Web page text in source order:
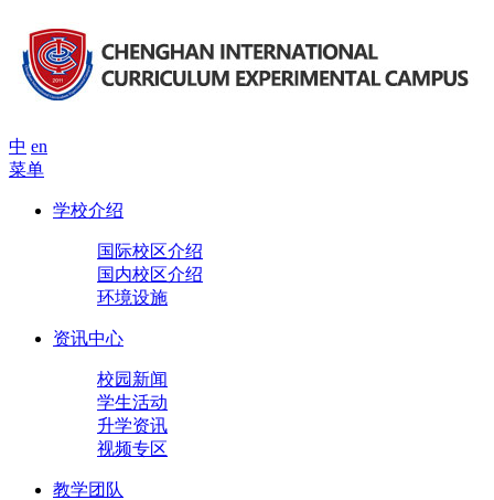
中 en
菜单
学校介绍
国际校区介绍
国内校区介绍
环境设施
资讯中心
校园新闻
学生活动
升学资讯
视频专区
教学团队